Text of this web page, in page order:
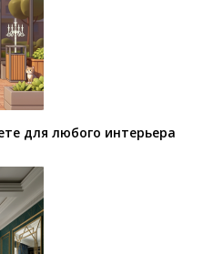
для любого интерьера